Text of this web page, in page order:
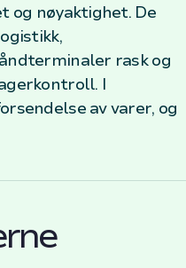
og nøyaktighet. De
rask og
I
av varer, og